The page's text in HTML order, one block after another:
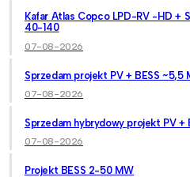
Kafar Atlas Copco LPD-RV -HD +
40-140
07-08-2026
Sprzedam projekt PV + BESS
07-08-2026
Sprzedam hybrydowy projekt PV +
07-08-2026
Projekt BESS 2-50 MW